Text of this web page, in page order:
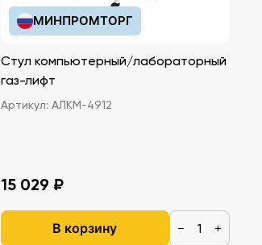
МИНПРОМТОРГ
Стул компьютерный/лабораторный
газ-лифт
Артикул: АЛКМ-4912
15 029 ₽
В корзину − +